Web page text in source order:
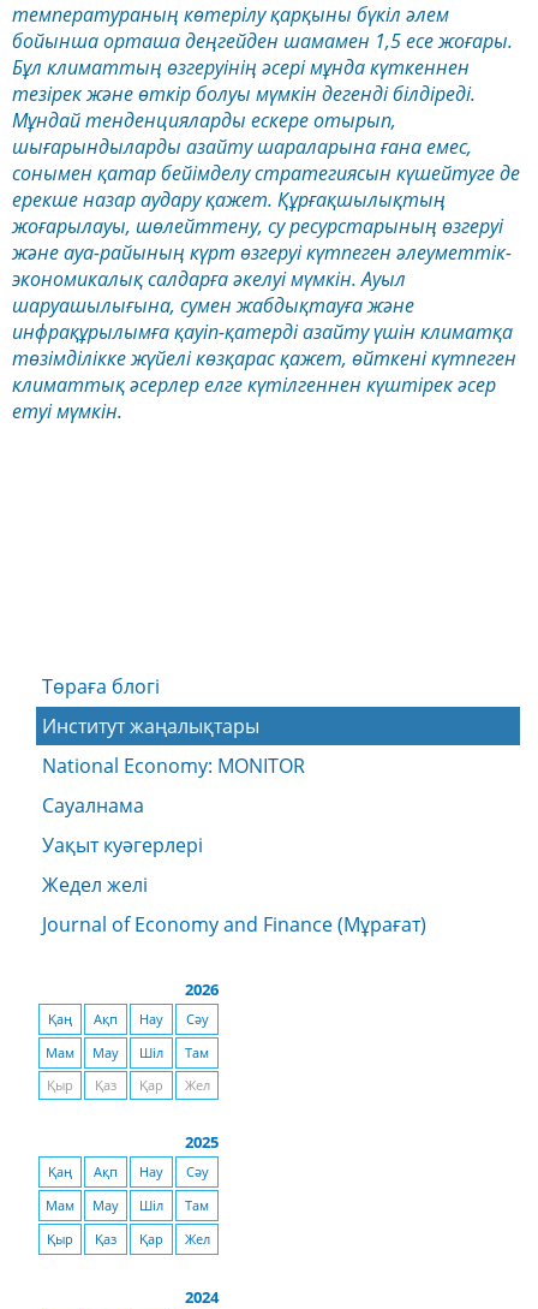
температураның көтерілу қарқыны бүкіл әлем
бойынша орташа деңгейден шамамен 1,5 есе жоғары.
Бұл климаттың өзгеруінің әсері мұнда күткеннен
тезірек және өткір болуы мүмкін дегенді білдіреді.
Мұндай тенденцияларды ескере отырып,
шығарындыларды азайту шараларына ғана емес,
сонымен қатар бейімделу стратегиясын күшейтуге де
ерекше назар аудару қажет. Құрғақшылықтың
жоғарылауы, шөлейттену, су ресурстарының өзгеруі
және ауа-райының күрт өзгеруі күтпеген әлеуметтік-
экономикалық салдарға әкелуі мүмкін. Ауыл
шаруашылығына, сумен жабдықтауға және
инфрақұрылымға қауіп-қатерді азайту үшін климатқа
төзімділікке жүйелі көзқарас қажет, өйткені күтпеген
климаттық әсерлер елге күтілгеннен күштірек әсер
етуі мүмкін.
Төраға блогі
Институт жаңалықтары
National Economy: MONITOR
Сауалнама
Уақыт куәгерлері
Жедел желі
Journal of Economy and Finance (Мұрағат)
2026
Қаң Ақп Нау
Сәу
Мам
Мау Шіл
Там
Қыр
Қаз Қар Жел
2025
Қаң Ақп Нау
Сәу
Мам
Мау Шіл
Там
Қыр
Қаз Қар Жел
2024